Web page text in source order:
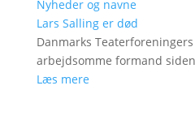
Nyheder og navne
Lars Salling er død
Danmarks
arbejdsomme formand
Læs mere